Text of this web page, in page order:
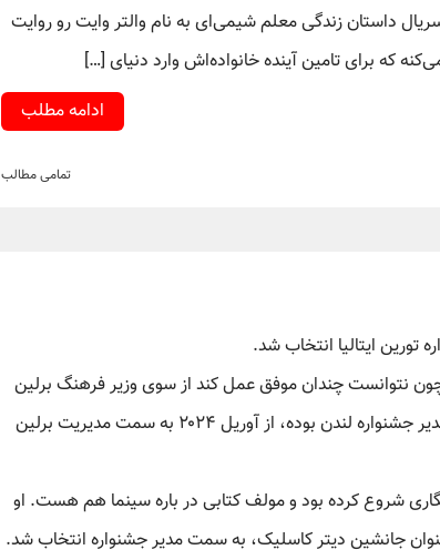
داستان زندگی معلم شیمی‌ای به نام والتر وایت رو روایت
که برای تامین آینده خانواده‌اش وارد دنیای […]
ادامه مطلب
تمامی مطالب
تورین ایتالیا انتخاب شد.
چون نتوانست چندان موفق عمل کند از سوی وزیر فرهنگ برلین
کنار گذاشته شد و به‌جای او تریسیا تولد که اقلیت آمریکایی دارد و قبلا مدیر جشنواره لندن بوده، از آوریل ۲۰۲۴ به سمت مدیریت برلین
است و کارش را ابتدا با خبرنگاری شروع کرده بود و مولف کتابی در باره سینما هم هست. او
بین ۲۰۱۲ تا ۲۰۱۸ مدیر جشنواره لوکارنو شد و از سال ۲۰۱۹ به‌عنوان جانشین دیتر کاسلیک، به سمت مدیر جشنواره انتخاب شد.